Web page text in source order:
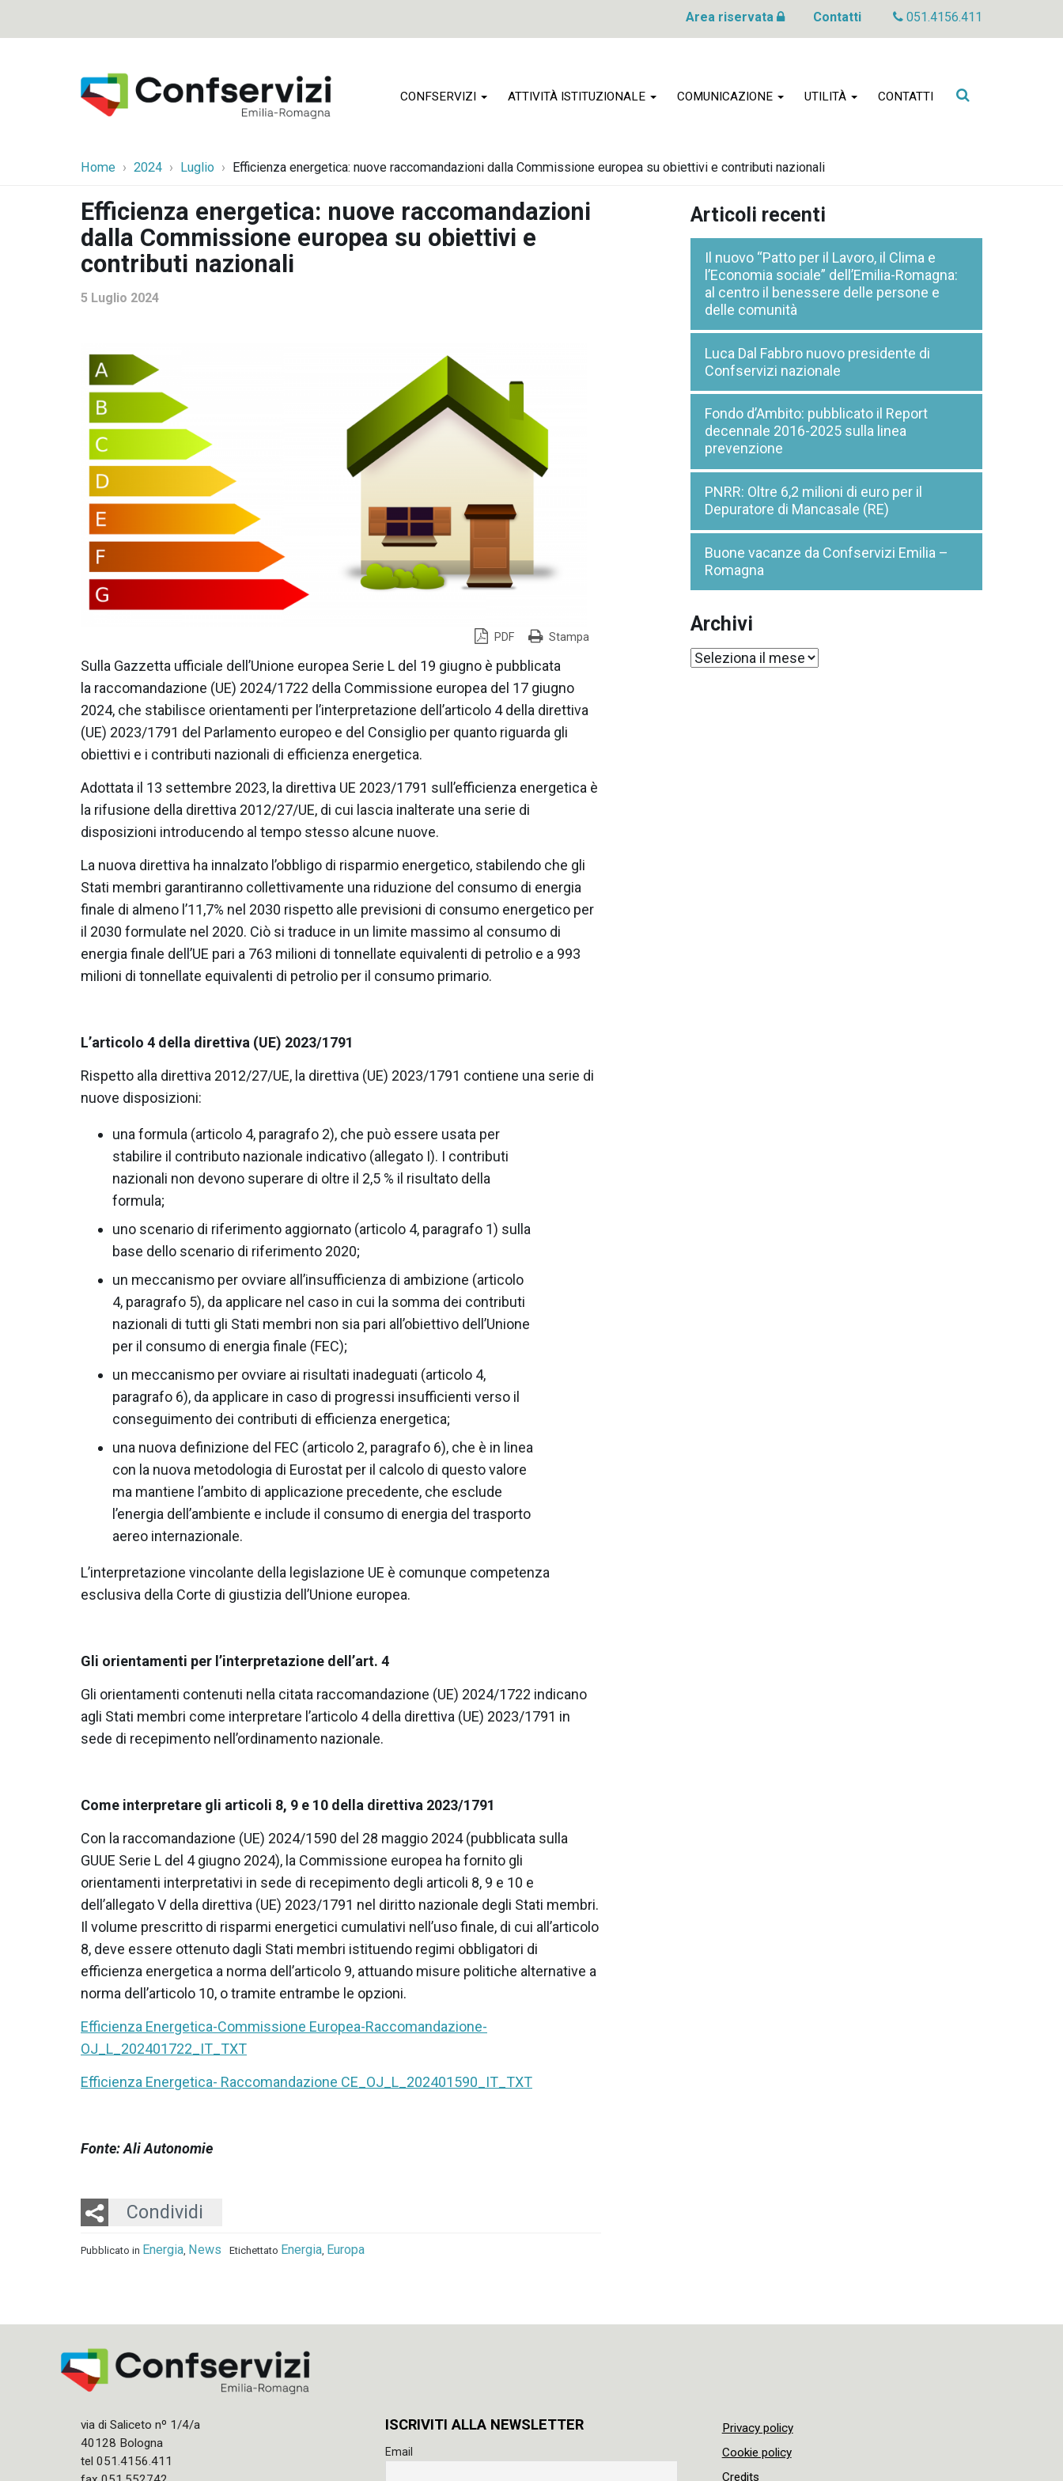
Area riservata Contatti 051.4156.411
CONFSERVIZI ATTIVITÀ ISTITUZIONALE COMUNICAZIONE UTILITÀ CONTATTI
Cerca
Home 2024 Luglio Efficienza energetica: nuove raccomandazioni dalla Commissione europea su obiettivi e contributi nazionali
Efficienza energetica: nuove raccomandazioni
dalla Commissione europea su obiettivi e
contributi nazionali
5 Luglio 2024
PDF Stampa
Sulla Gazzetta ufficiale dell’Unione europea Serie L del 19 giugno è pubblicata
la raccomandazione (UE) 2024/1722 della Commissione europea del 17 giugno
2024, che stabilisce orientamenti per l’interpretazione dell’articolo 4 della direttiva
(UE) 2023/1791 del Parlamento europeo e del Consiglio per quanto riguarda gli
obiettivi e i contributi nazionali di efficienza energetica.
Adottata il 13 settembre 2023, la direttiva UE 2023/1791 sull’efficienza energetica è
la rifusione della direttiva 2012/27/UE, di cui lascia inalterate una serie di
disposizioni introducendo al tempo stesso alcune nuove.
La nuova direttiva ha innalzato l’obbligo di risparmio energetico, stabilendo che gli
Stati membri garantiranno collettivamente una riduzione del consumo di energia
finale di almeno l’11,7% nel 2030 rispetto alle previsioni di consumo energetico per
il 2030 formulate nel 2020. Ciò si traduce in un limite massimo al consumo di
energia finale dell’UE pari a 763 milioni di tonnellate equivalenti di petrolio e a 993
milioni di tonnellate equivalenti di petrolio per il consumo primario.
L’articolo 4 della direttiva (UE) 2023/1791
Rispetto alla direttiva 2012/27/UE, la direttiva (UE) 2023/1791 contiene una serie di
nuove disposizioni:
una formula (articolo 4, paragrafo 2), che può essere usata per
stabilire il contributo nazionale indicativo (allegato I). I contributi
nazionali non devono superare di oltre il 2,5 % il risultato della
formula;
uno scenario di riferimento aggiornato (articolo 4, paragrafo 1) sulla
base dello scenario di riferimento 2020;
un meccanismo per ovviare all’insufficienza di ambizione (articolo
4, paragrafo 5), da applicare nel caso in cui la somma dei contributi
nazionali di tutti gli Stati membri non sia pari all’obiettivo dell’Unione
per il consumo di energia finale (FEC);
un meccanismo per ovviare ai risultati inadeguati (articolo 4,
paragrafo 6), da applicare in caso di progressi insufficienti verso il
conseguimento dei contributi di efficienza energetica;
una nuova definizione del FEC (articolo 2, paragrafo 6), che è in linea
con la nuova metodologia di Eurostat per il calcolo di questo valore
ma mantiene l’ambito di applicazione precedente, che esclude
l’energia dell’ambiente e include il consumo di energia del trasporto
aereo internazionale.
L’interpretazione vincolante della legislazione UE è comunque competenza
esclusiva della Corte di giustizia dell’Unione europea.
Gli orientamenti per l’interpretazione dell’art. 4
Gli orientamenti contenuti nella citata raccomandazione (UE) 2024/1722 indicano
agli Stati membri come interpretare l’articolo 4 della direttiva (UE) 2023/1791 in
sede di recepimento nell’ordinamento nazionale.
Come interpretare gli articoli 8, 9 e 10 della direttiva 2023/1791
Con la raccomandazione (UE) 2024/1590 del 28 maggio 2024 (pubblicata sulla
GUUE Serie L del 4 giugno 2024), la Commissione europea ha fornito gli
orientamenti interpretativi in sede di recepimento degli articoli 8, 9 e 10 e
dell’allegato V della direttiva (UE) 2023/1791 nel diritto nazionale degli Stati membri.
Il volume prescritto di risparmi energetici cumulativi nell’uso finale, di cui all’articolo
8, deve essere ottenuto dagli Stati membri istituendo regimi obbligatori di
efficienza energetica a norma dell’articolo 9, attuando misure politiche alternative a
norma dell’articolo 10, o tramite entrambe le opzioni.
Efficienza Energetica-Commissione Europea-Raccomandazione-
OJ_L_202401722_IT_TXT
Efficienza Energetica- Raccomandazione CE_OJ_L_202401590_IT_TXT
Fonte: Ali Autonomie
Condividi
Twitter
LinkedIn
Email
Pubblicato in Energia, News Etichettato Energia, Europa
Articoli recenti
Il nuovo “Patto per il Lavoro, il Clima e
l’Economia sociale” dell’Emilia-Romagna:
al centro il benessere delle persone e
delle comunità
Luca Dal Fabbro nuovo presidente di
Confservizi nazionale
Fondo d’Ambito: pubblicato il Report
decennale 2016-2025 sulla linea
prevenzione
PNRR: Oltre 6,2 milioni di euro per il
Depuratore di Mancasale (RE)
Buone vacanze da Confservizi Emilia –
Romagna
Archivi
Archivi
via di Saliceto nº 1/4/a
40128 Bologna
tel 051.4156.411
ISCRIVITI ALLA NEWSLETTER
Email
Privacy policy
Cookie policy
Credits